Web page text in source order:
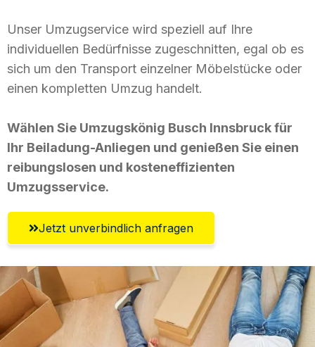
Unser Umzugservice wird speziell auf Ihre
individuellen Bedürfnisse zugeschnitten, egal ob es
sich um den Transport einzelner Möbelstücke oder
einen kompletten Umzug handelt.
Wählen Sie Umzugskönig Busch Innsbruck für
Ihr Beiladung-Anliegen und genießen Sie einen
reibungslosen und kosteneffizienten
Umzugsservice.
Jetzt unverbindlich anfragen